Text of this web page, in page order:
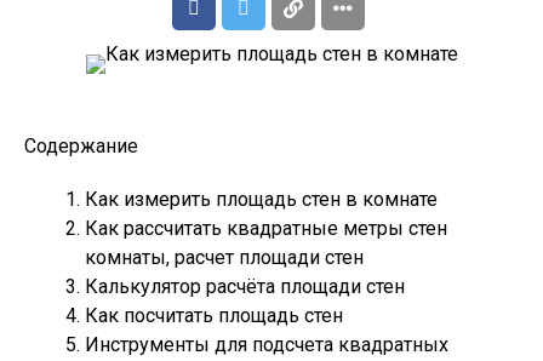
Содержание
Как измерить площадь стен в комнате
Как рассчитать квадратные метры стен
комнаты, расчет площади стен
Калькулятор расчёта площади стен
Как посчитать площадь стен
Инструменты для подсчета квадратных